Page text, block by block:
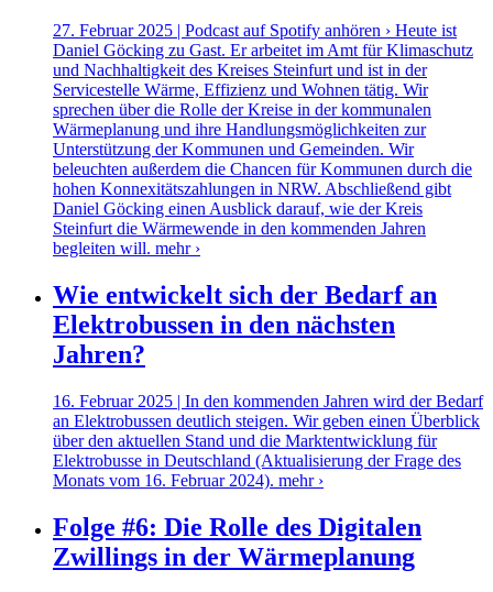
27. Februar 2025 | Podcast auf Spotify anhören › Heute ist
Daniel Göcking zu Gast. Er arbeitet im Amt für Klimaschutz
und Nachhaltigkeit des Kreises Steinfurt und ist in der
Servicestelle Wärme, Effizienz und Wohnen tätig. Wir
sprechen über die Rolle der Kreise in der kommunalen
Wärmeplanung und ihre Handlungsmöglichkeiten zur
Unterstützung der Kommunen und Gemeinden. Wir
beleuchten außerdem die Chancen für Kommunen durch die
hohen Konnexitätszahlungen in NRW. Abschließend gibt
Daniel Göcking einen Ausblick darauf, wie der Kreis
Steinfurt die Wärmewende in den kommenden Jahren
begleiten will. mehr ›
Wie entwickelt sich der Bedarf an
Elektrobussen in den nächsten
Jahren?
16. Februar 2025 | In den kommenden Jahren wird der Bedarf
an Elektrobussen deutlich steigen. Wir geben einen Überblick
über den aktuellen Stand und die Marktentwicklung für
Elektrobusse in Deutschland (Aktualisierung der Frage des
Monats vom 16. Februar 2024). mehr ›
Folge #6: Die Rolle des Digitalen
Zwillings in der Wärmeplanung